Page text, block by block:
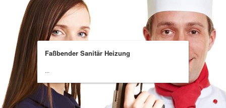
Faßbender Sanitär Heizung
...